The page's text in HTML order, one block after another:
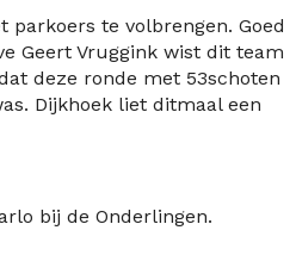
parkoers te volbrengen. Goed
Geert Vruggink wist dit team
deze ronde met 53schoten
Dijkhoek liet ditmaal een
bij de Onderlingen.